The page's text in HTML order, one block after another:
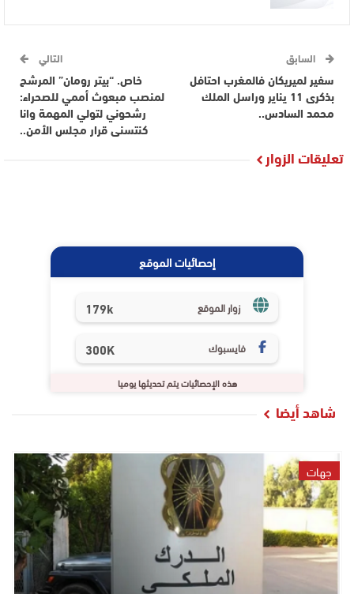
السابق
سفير لميريكان فالمغرب احتافل
بذكرى 11 يناير وراسل الملك
محمد السادس..
التالي
خاص. “بيتر رومان” المرشح
لمنصب مبعوث أممي للصحراء:
رشحوني لتولي المهمة وانا
كنتسنى قرار مجلس الأمن..
تعليقات الزوار
إحصائيات الموقع
زوار الموقع 179k
فايسبوك 300K
هذه الإحصائيات يتم تحديثها يوميا
شاهد أيضا
جهات